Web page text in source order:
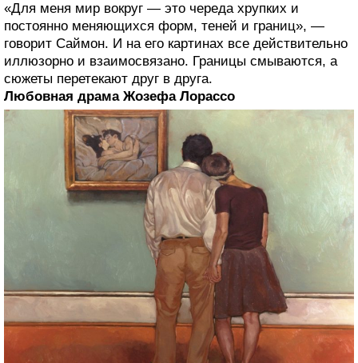
«Для меня мир вокруг — это череда хрупких и
постоянно меняющихся форм, теней и границ», —
говорит Саймон. И на его картинах все действительно
иллюзорно и взаимосвязано. Границы смываются, а
сюжеты перетекают друг в друга.
Любовная драма Жозефа Лорассо